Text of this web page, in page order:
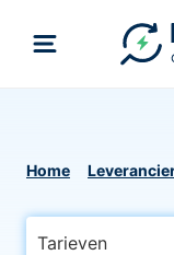
Home
Tarieven